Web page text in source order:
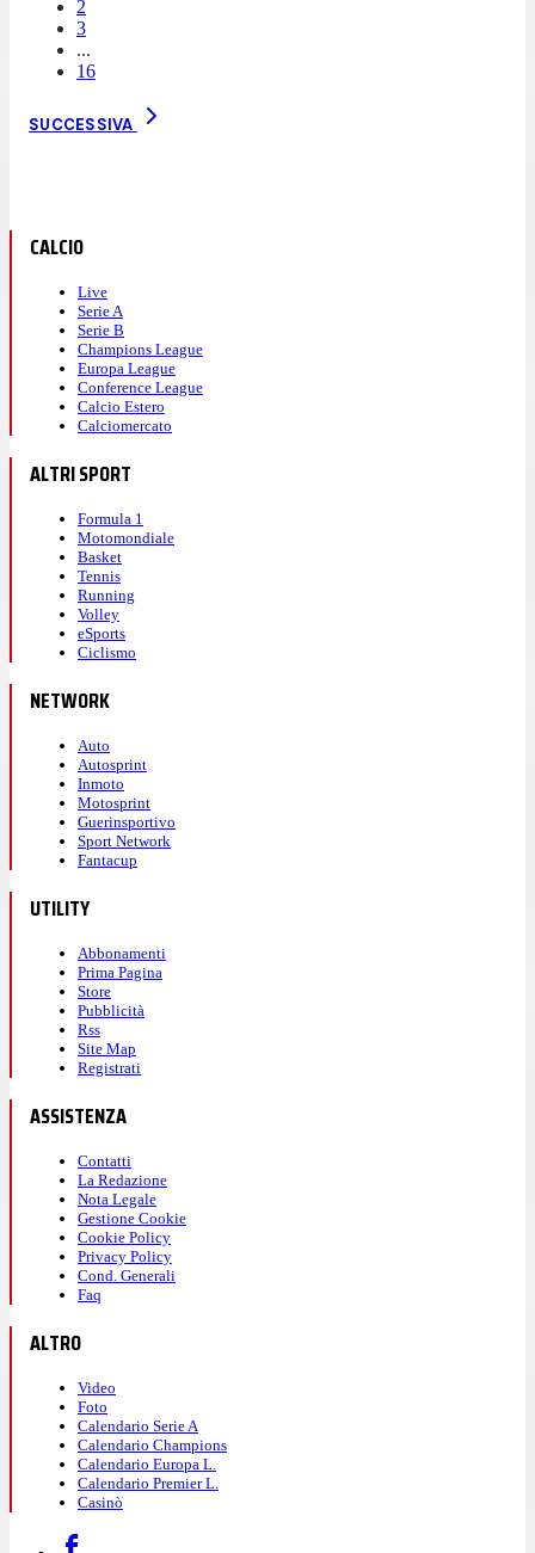
2
3
...
16
SUCCESSIVA
CALCIO
Live
Serie A
Serie B
Champions League
Europa League
Conference League
Calcio Estero
Calciomercato
ALTRI SPORT
Formula 1
Motomondiale
Basket
Tennis
Running
Volley
eSports
Ciclismo
NETWORK
Auto
Autosprint
Inmoto
Motosprint
Guerinsportivo
Sport Network
Fantacup
UTILITY
Abbonamenti
Prima Pagina
Store
Pubblicità
Rss
Site Map
Registrati
ASSISTENZA
Contatti
La Redazione
Nota Legale
Gestione Cookie
Cookie Policy
Privacy Policy
Cond. Generali
Faq
ALTRO
Video
Foto
Calendario Serie A
Calendario Champions
Calendario Europa L.
Calendario Premier L.
Casinò